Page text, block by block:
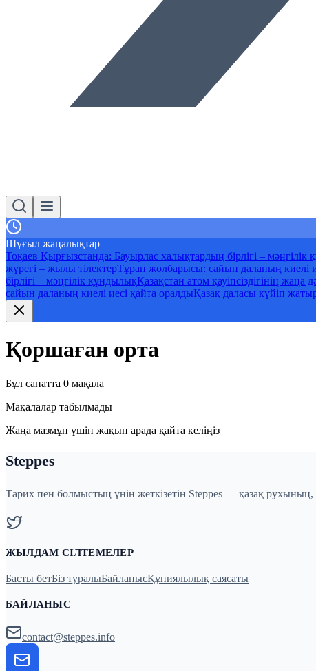
Шұғыл жаңалықтар
Тоқаев Қырғызстанда: Бауырлас халықтардың бірлігі – мәңгілік
жүрегі – жылы тілектерТұран жолбарысы: сайын даланың киелі
бірлігі – мәңгілік құндылықҚазақстан атом қауіпсіздігінің
сайын даланың киелі иесі қайта оралдыҚазақ даласы күйіп
Қоршаған орта
Бұл санатта 0 мақала
Мақалалар табылмады
Жаңа мазмұн үшін жақын арада қайта келіңіз
Steppes
Тарих пен болмыстың үнін жеткізетін Steppes — қазақ рухының,
ЖЫЛДАМ СІЛТЕМЕЛЕР
Басты бетБіз туралыБайланысҚұпиялылық саясаты
БАЙЛАНЫС
contact@steppes.info